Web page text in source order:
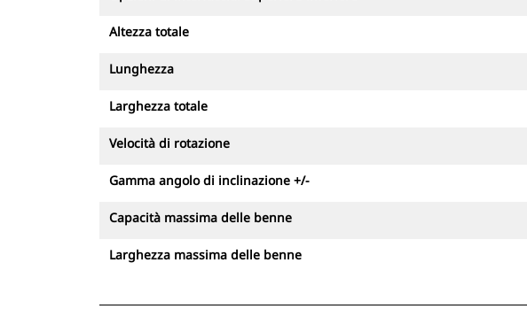
azione dispongono di valvole di
tenuta del carico integrate qualora si
Evitando il riposizionamento della
a mantenere stabile l'escavatore
migliorando la sicurezza in cantiere.
Gli operatori saranno anche in grado
di lavorare in spazi stretti riducendo
conseguenza,il rischio di incidenti
Altezza totale
Lunghezza
Larghezza totale
Velocità di rotazione
Gamma angolo di inclinazione +/-
Capacità massima delle benne
Larghezza massima delle benne